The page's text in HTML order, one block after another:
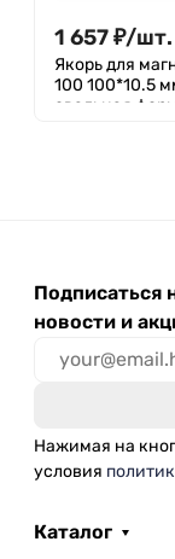
1 657₽/шт.
Якорь для
100 100*10.5
овальная
Подписаться
новости и
Нажимая на
условия
Каталог